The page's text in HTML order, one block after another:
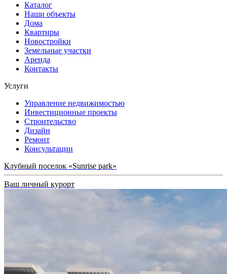
Каталог
Наши объекты
Дома
Квартиры
Новостройки
Земельные участки
Аренда
Контакты
Услуги
Управление недвижимостью
Инвестиционные проекты
Строительство
Дизайн
Ремонт
Консультации
Клубный поселок «Sunrise park»
Ваш личный курорт